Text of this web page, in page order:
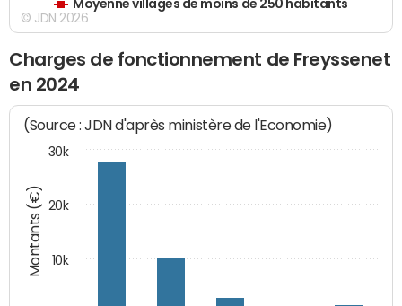
Moyenne villages de moins de 250 habitants
© JDN 2026
Charges de fonctionnement de Freyssenet
en 2024
Montants (€)
(Source : JDN d'après ministère de l'Economie)
10k
20k
30k